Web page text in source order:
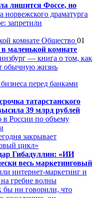
лишится Фоссе, но
норвежского драматурга
запретили
Общество 01
маленькой комнате
— книга о том, как
обычную жизнь
татарстанского
39 млрд рублей
в России по объему
Гибадуллин: «ИИ
весь маркетинговый
интернет-маркетинг и
на гребне волны